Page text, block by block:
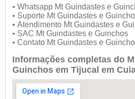
• Whatsapp Mt Guindastes e
• Suporte Mt Guindastes e
• Atendimento Mt Guindastes e
• SAC Mt Guindastes e Guinchos
• Contato Mt Guindastes e
Informações completas do
Guinchos em Tijucal em